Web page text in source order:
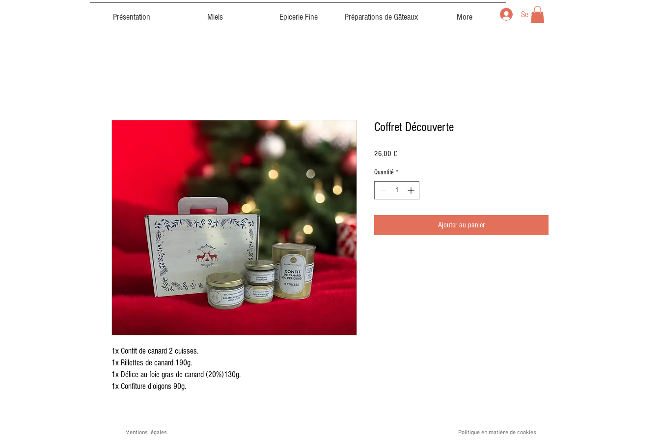
Présentation Miels Epicerie Fine Préparations de Gâteaux More Se connecter
1x Confit de canard 2 cuisses.
1x Rillettes de canard 190g.
1x Délice au foie gras de canard (20%)130g.
1x Confiture d'oigons 90g.
Coffret Découverte
26,00 €Prix
Quantité *
Ajouter au panier
Mentions légales Politique en matière de cookies